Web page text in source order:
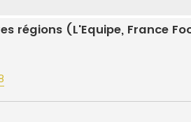
régions (L'Equipe, France